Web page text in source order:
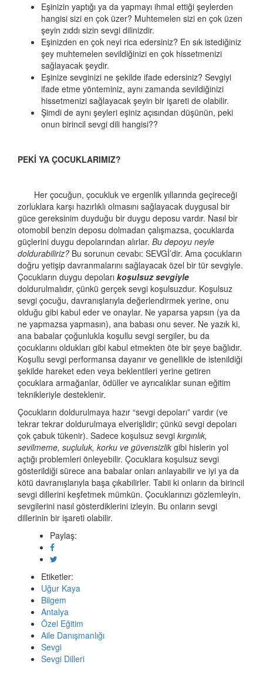
Eşinizin yaptığı ya da yapmayı ihmal ettiği şeylerden
hangisi sizi en çok üzer? Muhtemelen sizi en çok üzen
şeyin zıddı sizin sevgi dilinizdir.
Eşinizden en çok neyi rica edersiniz? En sık istediğiniz
şey muhtemelen sevildiğinizi en çok hissetmenizi
sağlayacak şeydir.
Eşinize sevginizi ne şekilde ifade edersiniz? Sevgiyi
ifade etme yönteminiz, aynı zamanda sevildiğinizi
hissetmenizi sağlayacak şeyin bir işareti de olabilir.
Şimdi de aynı şeyleri eşiniz açısından düşünün, peki
onun birincil sevgi dili hangisi??
PEKİ YA ÇOCUKLARIMIZ?
Her çocuğun, çocukluk ve ergenlik yıllarında geçireceği
zorluklara karşı hazırlıklı olmasını sağlayacak duygusal bir
güce gereksinim duyduğu bir duygu deposu vardır. Nasıl bir
otomobil benzin deposu dolmadan çalışmazsa, çocuklarda
güçlerini duygu depolarından alırlar. Bu depoyu neyle
doldurabiliriz? Bu sorunun cevabı: SEVGİ’dir. Ama çocukların
doğru yetişip davranmalarını sağlayacak özel bir tür sevgiyle.
Çocukların duygu depoları koşulsuz sevgiyle
doldurulmalıdır, çünkü gerçek sevgi koşulsuzdur. Koşulsuz
sevgi çocuğu, davranışlarıyla değerlendirmek yerine, onu
olduğu gibi kabul eder ve onaylar. Ne yaparsa yapsın (ya da
ne yapmazsa yapmasın), ana babası onu sever. Ne yazık ki,
ana babalar çoğunlukla koşullu sevgi sergiler, bu da
çocuklarını oldukları gibi kabul etmekten öte bir şeye bağlıdır.
Koşullu sevgi performansa dayanır ve genellikle de istenildiği
şekilde hareket eden veya beklentileri yerine getiren
çocuklara armağanlar, ödüller ve ayrıcalıklar sunan eğitim
teknikleriyle desteklenir.
Çocukların doldurulmaya hazır “sevgi depoları” vardır (ve
tekrar tekrar doldurulmaya elverişlidir; çünkü sevgi depoları
çok çabuk tükenir). Sadece koşulsuz sevgi kırgınlık,
sevilmeme, suçluluk, korku ve güvensizlik gibi hislerin yol
açtığı problemleri önleyebilir. Çocuklara koşulsuz sevgi
gösterildiği sürece ana babalar onları anlayabilir ve iyi ya da
kötü davranışlarıyla başa çıkabilirler. Tabii ki onların da birincil
sevgi dillerini keşfetmek mümkün. Çocuklarınızı gözlemleyin,
sevgilerini nasıl gösterdiklerini izleyin. Bu onların sevgi
dillerinin bir işareti olabilir.
Paylaş:
Etiketler:
Uğur Kaya
Bilgem
Antalya
Özel Eğitim
Aile Danışmanlığı
Sevgi
Sevgi Dilleri